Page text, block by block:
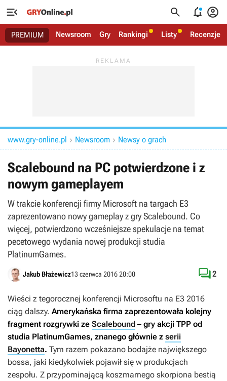
   
PREMIUM Newsroom Gry Rankingi Listy Recenzje
www.gry-online.pl  Newsroom  Newsy o grach
Scalebound na PC potwierdzone i z
nowym gameplayem
W trakcie konferencji firmy Microsoft na targach E3
zaprezentowano nowy gameplay z gry Scalebound. Co
więcej, potwierdzono wcześniejsze spekulacje na temat
pecetowego wydania nowej produkcji studia
PlatinumGames.
Jakub Błażewicz13 czerwca 2016 20:00 2
Wieści z tegorocznej konferencji Microsoftu na E3 2016
ciąg dalszy. Amerykańska firma zaprezentowała kolejny
fragment rozgrywki ze Scalebound – gry akcji TPP od
studia PlatinumGames, znanego głównie z serii
Bayonetta. Tym razem pokazano bodajże największego
bossa, jaki kiedykolwiek pojawił się w produkcjach
zespołu. Z przypominającą koszmarnego skorpiona bestią